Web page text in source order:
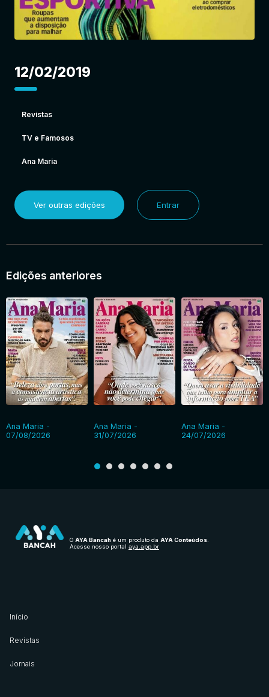
12/02/2019
Revistas
TV e Famosos
Ana Maria
Ver outras edições Entrar
Edições anteriores
Ana Maria -
07/08/2026
Ana Maria -
31/07/2026
Ana Maria -
24/07/2026
O AYA Bancah é um produto da AYA Conteúdos
Acesse nosso portal aya.app.br
Início
Revistas
Jornais